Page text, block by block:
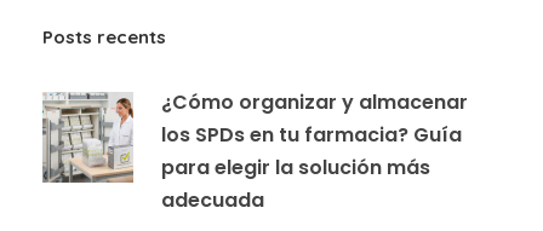
Posts recents
¿Cómo organizar y almacenar
los SPDs en tu farmacia? Guía
para elegir la solución más
adecuada